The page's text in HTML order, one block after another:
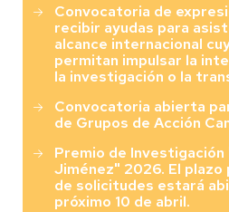
Convocatoria de
recibir ayudas para
alcance internacional
permitan impulsar la
la investigación o la
Convocatoria abierta
de Grupos de Acción
Premio de Investigación
Jiménez" 2026. El
de solicitudes estará
próximo 10 de abril.